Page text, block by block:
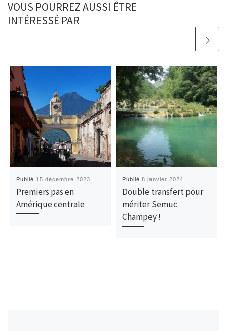
VOUS POURREZ AUSSI ÊTRE
INTÉRESSÉ PAR
Publié 15 décembre 2023
Premiers pas en
Amérique centrale
Publié8 janvier 2024
Double transfert pour
mériter Semuc
Champey !